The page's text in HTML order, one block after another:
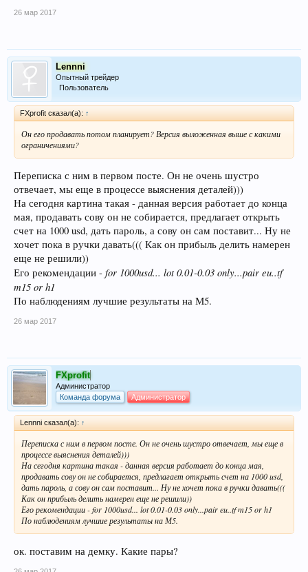
26 мар 2017
Lennni
Опытный трейдер
Пользователь
FXprofit сказал(а): ↑
Он его продавать потом планирует? Версия выложенная выше с какими
ограничениями?
Переписка с ним в первом посте. Он не очень шустро
отвечает, мы еще в процессе выяснения деталей)))
На сегодня картина такая - данная версия работает до конца
мая, продавать сову он не собирается, предлагает открыть
счет на 1000 usd, дать пароль, а сову он сам поставит... Ну не
хочет пока в ручки давать((( Как он прибыль делить намерен
еще не решили))
Его рекомендации - for 1000usd... lot 0.01-0.03 only...pair eu..tf
m15 or h1
По наблюдениям лучшие результаты на М5.
26 мар 2017
FXprofit
Администратор
Команда форума
Администратор
Lennni сказал(а): ↑
Переписка с ним в первом посте. Он не очень шустро отвечает, мы еще в
процессе выяснения деталей)))
На сегодня картина такая - данная версия работает до конца мая,
продавать сову он не собирается, предлагает открыть счет на 1000 usd,
дать пароль, а сову он сам поставит... Ну не хочет пока в ручки давать(((
Как он прибыль делить намерен еще не решили))
Его рекомендации -for 1000usd... lot 0.01-0.03 only...pair eu..tf m15 or h1
По наблюдениям лучшие результаты на М5.
ок. поставим на демку. Какие пары?